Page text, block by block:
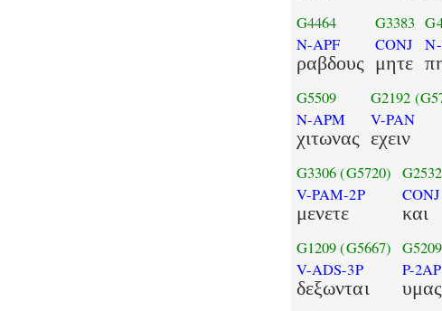
G4464
N-APF
ραβδους
G3383
CONJ
μητε
G5509
N-APM
χιτωνας
G2192
V-PAN
εχειν
G3306 (G5720)
V-PAM-2P
μενετε
G2532
CONJ
και
G1209 (G5667)
V-ADS-3P
δεξωνται
G5209
P-2AP
υμας